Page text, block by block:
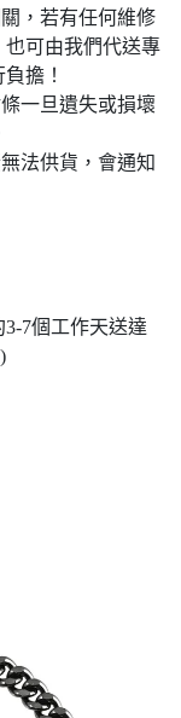
，若有任何維修
可由我們代送專
擔！
一旦遺失或損壞
法供貨，會通知
7個工作天送達